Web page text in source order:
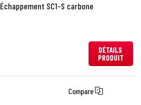
Échappement SC1-S carbone
DÉTAILS
PRODUIT
Compare